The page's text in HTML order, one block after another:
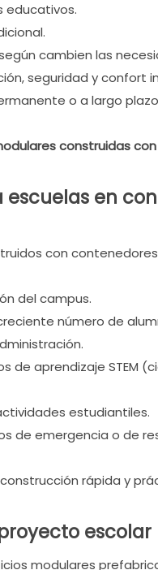
educativos.
cambien las
seguridad y confort
o a largo
construidas
escuelas en
con
del campus.
número de
de aprendizaje STEM
estudiantiles.
de emergencia o de
rápida y
modulares